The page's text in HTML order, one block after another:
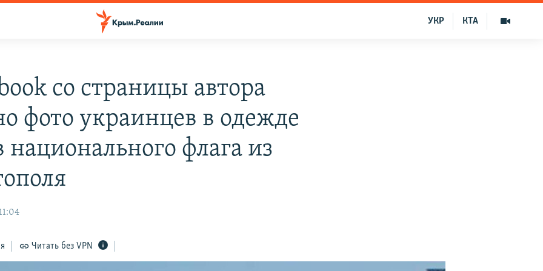
КТА
УКР
со страницы автора
фото украинцев в одежде
национального флага из
Читать без VPN